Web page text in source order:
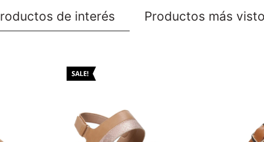
de interés Productos más